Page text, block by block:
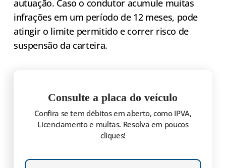
autuação. Caso o condutor acumule muitas
infrações em um período de 12 meses, pode
atingir o limite permitido e correr risco de
suspensão da carteira.
Consulte a placa do veículo
Confira se tem débitos em aberto, como IPVA,
Licenciamento e multas. Resolva em poucos
cliques!